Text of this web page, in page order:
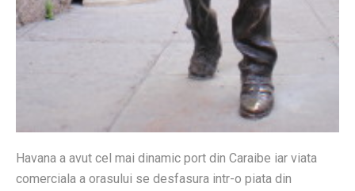
Havana a avut cel mai dinamic port din Caraibe iar viata
comerciala a orasului se desfasura intr-o piata din